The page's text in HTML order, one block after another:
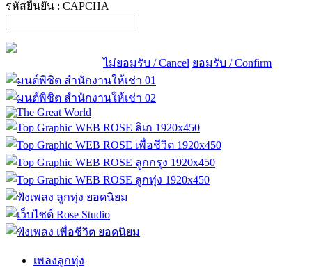
รหัสยืนยัน : CAPCHA
ไม่ยอมรับ / Cancel ยอมรับ / Confirm
เพลงลูกทุ่ง